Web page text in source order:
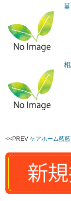
<<PREVケアホーム藍藍